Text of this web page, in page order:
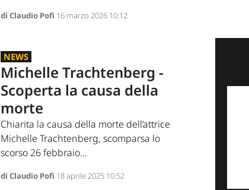
di Claudio Pofi 16 marzo 2026 10:12
NEWS
Michelle Trachtenberg -
Scoperta la causa della
morte
Chiarita la causa della morte dell’attrice
Michelle Trachtenberg, scomparsa lo
scorso 26 febbraio...
di Claudio Pofi 18 aprile 2025 10:52